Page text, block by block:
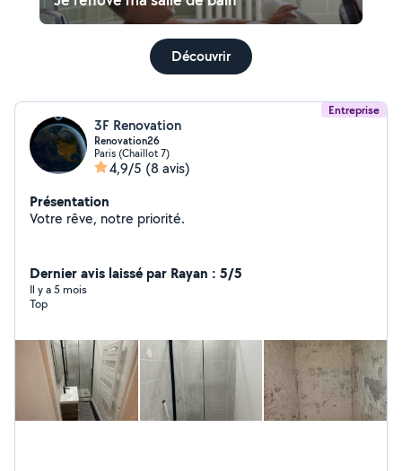
Découvrir
Entreprise
3F Renovation
Renovation26
Paris (Chaillot 7)
4,9/5 (8 avis)
Présentation
Votre rêve, notre priorité.
Dernier avis laissé par Rayan : 5/5
Il y a 5 mois
Top